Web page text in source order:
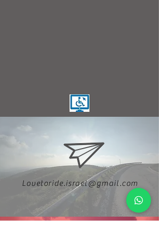
Lovetoride.israel@gmail.com